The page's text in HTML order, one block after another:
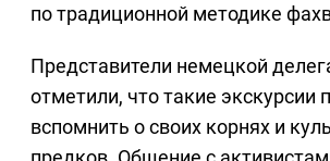
по традиционной методике
Представители немецкой
отметили, что такие экскурсии
вспомнить о своих корнях и